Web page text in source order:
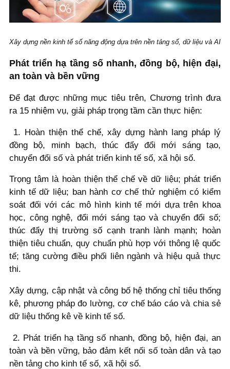
Xây dựng nền kinh tế số năng động dựa trên nền tảng số, dữ liệu và AI
Phát triển hạ tầng số nhanh, đồng bộ, hiện đại,
an toàn và bền vững
Để đạt được những mục tiêu trên, Chương trình đưa
ra 15 nhiệm vụ, giải pháp trọng tầm cần thực hiện:
1. Hoàn thiện thể chế, xây dựng hành lang pháp lý
đồng bộ, minh bạch, thúc đẩy đổi mới sáng tạo,
chuyển đổi số và phát triển kinh tế số, xã hội số.
Trọng tâm là hoàn thiện thể chế về dữ liệu; phát triển
kinh tế dữ liệu; ban hành cơ chế thử nghiệm có kiểm
soát đối với các mô hình kinh tế mới dựa trên khoa
học, công nghệ, đổi mới sáng tạo và chuyển đổi số;
thúc đẩy thị trường số cạnh tranh lành mạnh; hoàn
thiện tiêu chuẩn, quy chuẩn phù hợp với thông lệ quốc
tế; tăng cường điều phối liên ngành và hiệu quả thực
thi.
Xây dựng, cập nhật và công bố hệ thống chỉ tiêu thống
kê, phương pháp đo lường, cơ chế báo cáo và chia sẻ
dữ liệu thống kê về kinh tế số.
2. Phát triển hạ tầng số nhanh, đồng bộ, hiện đại, an
toàn và bền vững, bảo đảm kết nối số toàn dân và tạo
nền tảng cho kinh tế số, xã hội số.